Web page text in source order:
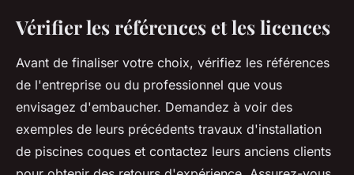
Vérifier les références et les licences
Avant de finaliser votre choix, vérifiez les références
de l'entreprise ou du professionnel que vous
envisagez d'embaucher. Demandez à voir des
exemples de leurs précédents travaux d'installation
de piscines coques et contactez leurs anciens clients